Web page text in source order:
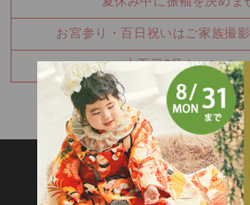
お宮参り・百日祝いはご家族撮
七五三8月キャンペー
SITEMAP